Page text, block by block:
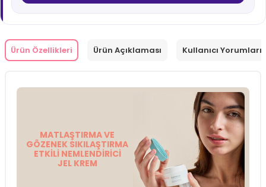
Ürün Özellikleri Ürün Açıklaması Kullanıcı Yorumları
MATLAŞTIRMA VE
GÖZENEK SIKILAŞTIRMA
ETKİLİ NEMLENDİRİCİ
JEL KREM